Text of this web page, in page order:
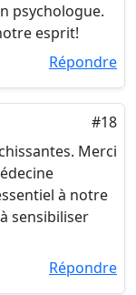
psychologue.
esprit!
Répondre
#18
Merci
à notre
sensibiliser
Répondre